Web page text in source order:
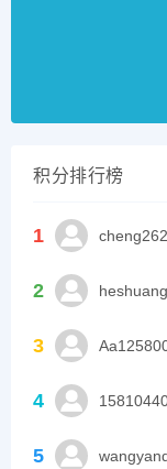
积分排行榜
1
2 heshuang
3
4
5